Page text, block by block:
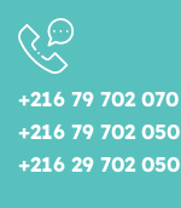
+216 79 702 070
+216 79 702 050
+216 29 702 050